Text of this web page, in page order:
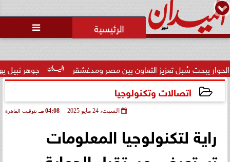

جوهر نبيل يهنئ لاعبي سُبل تعزيز التعاون بين مصر ومدغشقر
اتصالات وتكنولوجيا
السبت، 24 مايو 2025 04:08 مـ بتوقيت القاهرة
راية لتكنولوجيا المعلومات